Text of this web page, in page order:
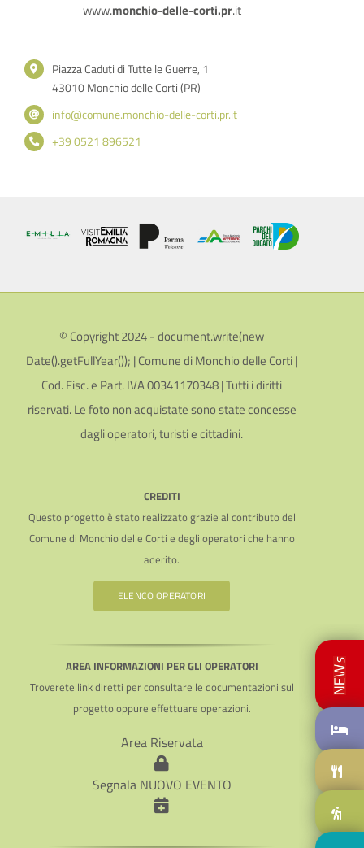
www.monchio-delle-corti.pr.it
Piazza Caduti di Tutte le Guerre, 1
43010 Monchio delle Corti (PR)
info@comune.monchio-delle-corti.pr.it
+39 0521 896521
© Copyright 2024 - document.write(new
Date().getFullYear()); | Comune di Monchio delle Corti |
Cod. Fisc. e Part. IVA 00341170348 | Tutti i diritti
riservati. Le foto non acquistate sono state concesse
dagli operatori, turisti e cittadini.
CREDITI
Questo progetto è stato realizzato grazie al contributo del
Comune di Monchio delle Corti e degli operatori che hanno
aderito.
ELENCO OPERATORI
AREA INFORMAZIONI PER GLI OPERATORI
Troverete link diretti per consultare le documentazioni sul
progetto oppure effettuare operazioni.
Area Riservata
Segnala NUOVO EVENTO